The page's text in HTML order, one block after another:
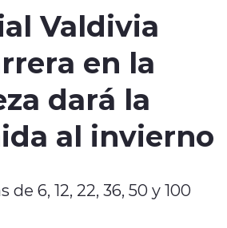
DEPORTES ENTREVISTAS
claro
Valdivia
en la
dará la
al invierno
6, 12, 22, 36, 50 y 100